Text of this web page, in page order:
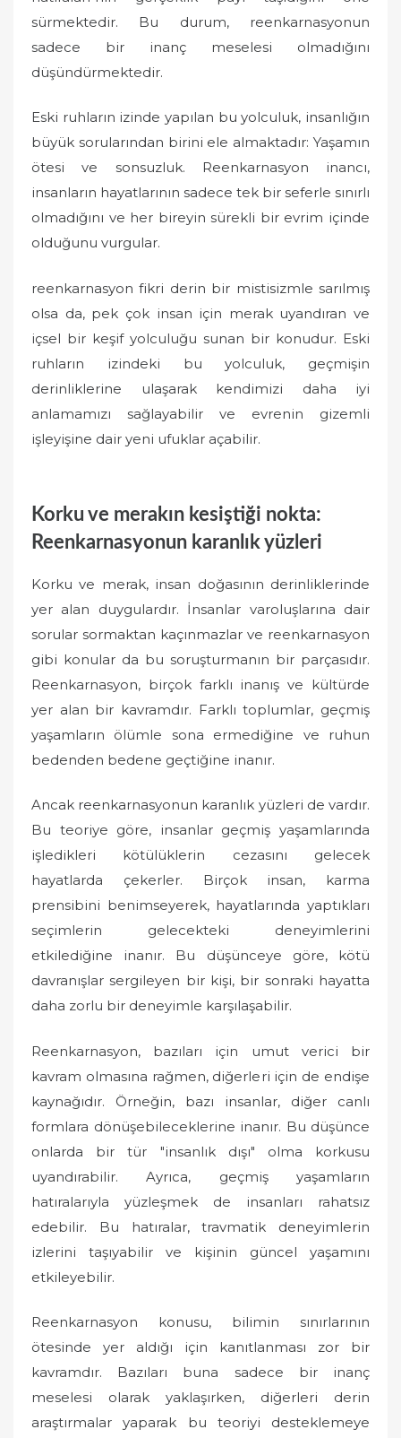
sürmektedir. Bu durum, reenkarnasyonun
sadece bir inanç meselesi olmadığını
düşündürmektedir.
Eski ruhların izinde yapılan bu yolculuk, insanlığın
büyük sorularından birini ele almaktadır: Yaşamın
ötesi ve sonsuzluk. Reenkarnasyon inancı,
insanların hayatlarının sadece tek bir seferle sınırlı
olmadığını ve her bireyin sürekli bir evrim içinde
olduğunu vurgular.
reenkarnasyon fikri derin bir mistisizmle sarılmış
olsa da, pek çok insan için merak uyandıran ve
içsel bir keşif yolculuğu sunan bir konudur. Eski
ruhların izindeki bu yolculuk, geçmişin
derinliklerine ulaşarak kendimizi daha iyi
anlamamızı sağlayabilir ve evrenin gizemli
işleyişine dair yeni ufuklar açabilir.
Korku ve merakın kesiştiği nokta:
Reenkarnasyonun karanlık yüzleri
Korku ve merak, insan doğasının derinliklerinde
yer alan duygulardır. İnsanlar varoluşlarına dair
sorular sormaktan kaçınmazlar ve reenkarnasyon
gibi konular da bu soruşturmanın bir parçasıdır.
Reenkarnasyon, birçok farklı inanış ve kültürde
yer alan bir kavramdır. Farklı toplumlar, geçmiş
yaşamların ölümle sona ermediğine ve ruhun
bedenden bedene geçtiğine inanır.
Ancak reenkarnasyonun karanlık yüzleri de vardır.
Bu teoriye göre, insanlar geçmiş yaşamlarında
işledikleri kötülüklerin cezasını gelecek
hayatlarda çekerler. Birçok insan, karma
prensibini benimseyerek, hayatlarında yaptıkları
seçimlerin gelecekteki deneyimlerini
etkilediğine inanır. Bu düşünceye göre, kötü
davranışlar sergileyen bir kişi, bir sonraki hayatta
daha zorlu bir deneyimle karşılaşabilir.
Reenkarnasyon, bazıları için umut verici bir
kavram olmasına rağmen, diğerleri için de endişe
kaynağıdır. Örneğin, bazı insanlar, diğer canlı
formlara dönüşebileceklerine inanır. Bu düşünce
onlarda bir tür "insanlık dışı" olma korkusu
uyandırabilir. Ayrıca, geçmiş yaşamların
hatıralarıyla yüzleşmek de insanları rahatsız
edebilir. Bu hatıralar, travmatik deneyimlerin
izlerini taşıyabilir ve kişinin güncel yaşamını
etkileyebilir.
Reenkarnasyon konusu, bilimin sınırlarının
ötesinde yer aldığı için kanıtlanması zor bir
kavramdır. Bazıları buna sadece bir inanç
meselesi olarak yaklaşırken, diğerleri derin
araştırmalar yaparak bu teoriyi desteklemeye